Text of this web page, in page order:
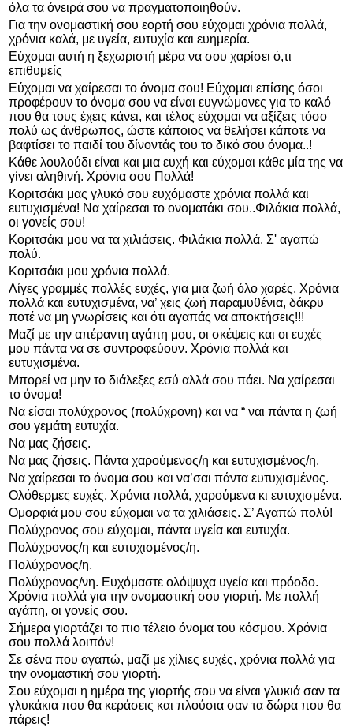
όλα τα όνειρά σου να πραγματοποιηθούν.
Για την ονομαστική σου εορτή σου εύχομαι χρόνια πολλά,
χρόνια καλά, με υγεία, ευτυχία και ευημερία.
Εύχομαι αυτή η ξεχωριστή μέρα να σου χαρίσει ό,τι
επιθυμείς
Εύχομαι να χαίρεσαι το όνομα σου! Εύχομαι επίσης όσοι
προφέρουν το όνομα σου να είναι ευγνώμονες για το καλό
που θα τους έχεις κάνει, και τέλος εύχομαι να αξίζεις τόσο
πολύ ως άνθρωπος, ώστε κάποιος να θελήσει κάποτε να
βαφτίσει το παιδί του δίνοντάς του το δικό σου όνομα..!
Κάθε λουλούδι είναι και μια ευχή και εύχομαι κάθε μία της να
γίνει αληθινή. Χρόνια σου Πολλά!
Κοριτσάκι μας γλυκό σου ευχόμαστε χρόνια πολλά και
ευτυχισμένα! Να χαίρεσαι το ονοματάκι σου..Φιλάκια πολλά,
οι γονείς σου!
Κοριτσάκι μου να τα χιλιάσεις. Φιλάκια πολλά. Σ' αγαπώ
πολύ.
Κοριτσάκι μου χρόνια πολλά.
Λίγες γραμμές πολλές ευχές, για μια ζωή όλο χαρές. Χρόνια
πολλά και ευτυχισμένα, να’ χεις ζωή παραμυθένια, δάκρυ
ποτέ να μη γνωρίσεις και ότι αγαπάς να αποκτήσεις!!!
Μαζί με την απέραντη αγάπη μου, οι σκέψεις και οι ευχές
μου πάντα να σε συντροφεύουν. Χρόνια πολλά και
ευτυχισμένα.
Μπορεί να μην το διάλεξες εσύ αλλά σου πάει. Να χαίρεσαι
το όνομα!
Να είσαι πολύχρονος (πολύχρονη) και να “ ναι πάντα η ζωή
σου γεμάτη ευτυχία.
Να μας ζήσεις.
Να μας ζήσεις. Πάντα χαρούμενος/η και ευτυχισμένος/η.
Να χαίρεσαι το όνομα σου και να’σαι πάντα ευτυχισμένος.
Ολόθερμες ευχές. Χρόνια πολλά, χαρούμενα κι ευτυχισμένα.
Ομορφιά μου σου εύχομαι να τα χιλιάσεις. Σ’ Αγαπώ πολύ!
Πολύχρονος σου εύχομαι, πάντα υγεία και ευτυχία.
Πολύχρονος/η και ευτυχισμένος/η.
Πολύχρονος/η.
Πολύχρονος/νη. Ευχόμαστε ολόψυχα υγεία και πρόοδο.
Χρόνια πολλά για την ονομαστική σου γιορτή. Με πολλή
αγάπη, οι γονείς σου.
Σήμερα γιορτάζει το πιο τέλειο όνομα του κόσμου. Χρόνια
σου πολλά λοιπόν!
Σε σένα που αγαπώ, μαζί με χίλιες ευχές, χρόνια πολλά για
την ονομαστική σου γιορτή.
Σου εύχομαι η ημέρα της γιορτής σου να είναι γλυκιά σαν τα
γλυκάκια που θα κεράσεις και πλούσια σαν τα δώρα που θα
πάρεις!